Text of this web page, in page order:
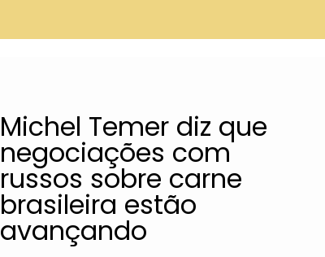
Michel Temer diz que
negociações com
russos sobre carne
brasileira estão
avançando